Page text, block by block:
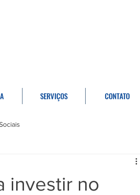
SERVIÇOS CONTATO
investir no